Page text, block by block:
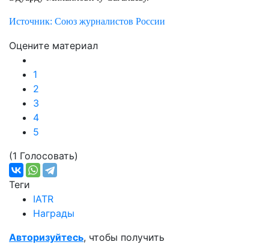
Источник: Союз журналистов России
Оцените материал
1
2
3
4
5
(1 Голосовать)
Теги
IATR
Награды
Авторизуйтесь, чтобы получить